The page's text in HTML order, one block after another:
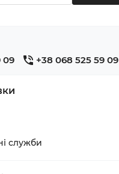
09 +38 068 525 59 09
служби